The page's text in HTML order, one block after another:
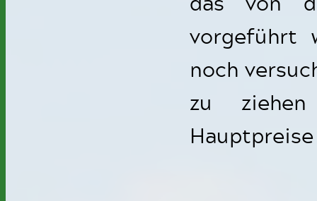
vorgeführt
noch
zu